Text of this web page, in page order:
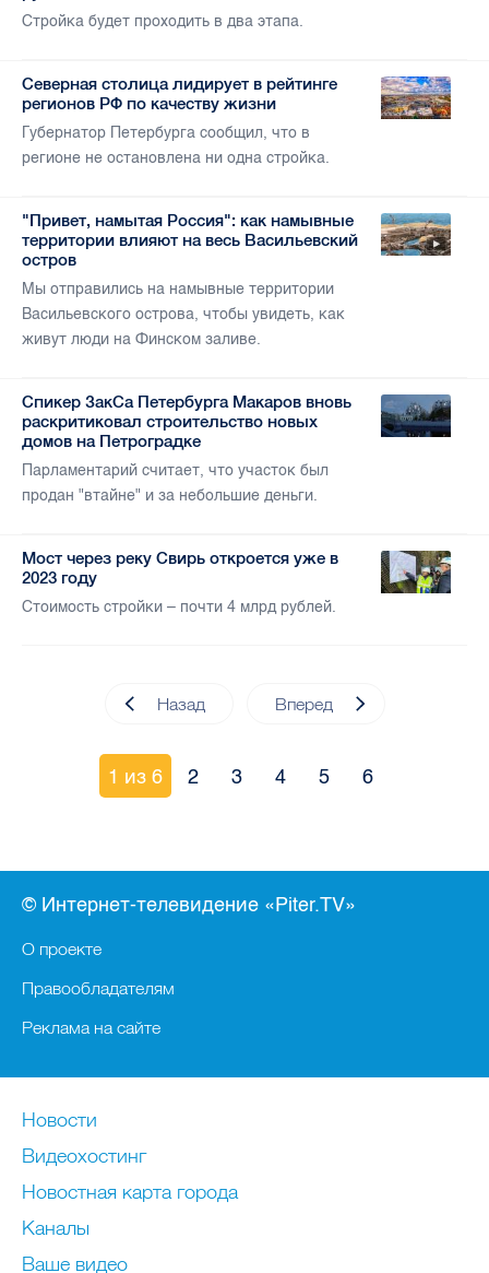
Стройка будет проходить в два этапа.
Северная столица лидирует в рейтинге
регионов РФ по качеству жизни
Губернатор Петербурга сообщил, что в
регионе не остановлена ни одна стройка.
"Привет, намытая Россия": как намывные
территории влияют на весь Васильевский
остров
Мы отправились на намывные территории
Васильевского острова, чтобы увидеть, как
живут люди на Финском заливе.
Спикер ЗакСа Петербурга Макаров вновь
раскритиковал строительство новых
домов на Петроградке
Парламентарий считает, что участок был
продан "втайне" и за небольшие деньги.
Мост через реку Свирь откроется уже в
2023 году
Стоимость стройки – почти 4 млрд рублей.
Назад Вперед
1 из 6 2 3 4 5 6
© Интернет-телевидение «Piter.TV»
О проекте
Правообладателям
Реклама на сайте
Новости
Видеохостинг
Новостная карта города
Каналы
Ваше видео